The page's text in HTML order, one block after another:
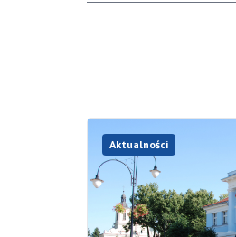
Aktualności